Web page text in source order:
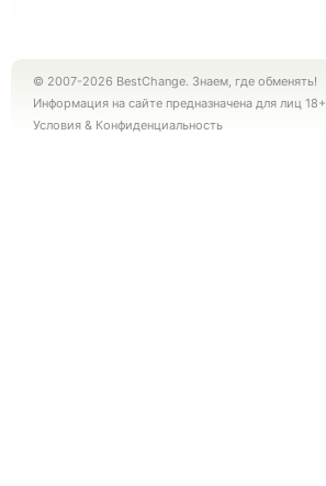
© 2007-2026 BestChange. Знаем, где обменять!
Информация на сайте предназначена для лиц 18+
Условия & Конфиденциальность